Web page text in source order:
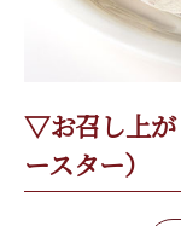
▽お召し上が
ースター）